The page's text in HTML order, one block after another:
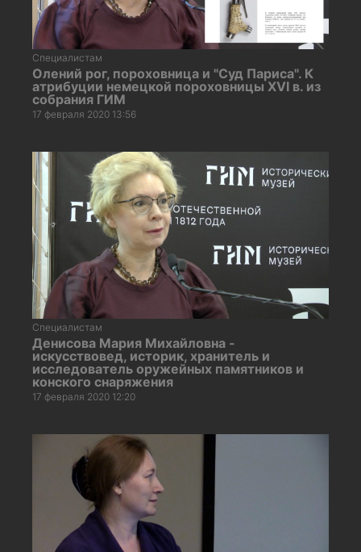
Специалистам
Олений рог, пороховница и "Суд Париса". К
атрибуции немецкой пороховницы XVI в. из
собрания ГИМ
17 февраля 2020 13:56
Специалистам
Денисова Мария Михайловна -
искусствовед, историк, хранитель и
исследователь оружейных памятников и
конского снаряжения
17 февраля 2020 12:20